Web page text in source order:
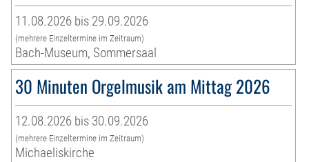
11.08.2026 bis 29.09.2026
(mehrere Einzeltermine im Zeitraum)
Bach-Museum, Sommersaal
30 Minuten Orgelmusik am Mittag 2026
12.08.2026 bis 30.09.2026
(mehrere Einzeltermine im Zeitraum)
Michaeliskirche